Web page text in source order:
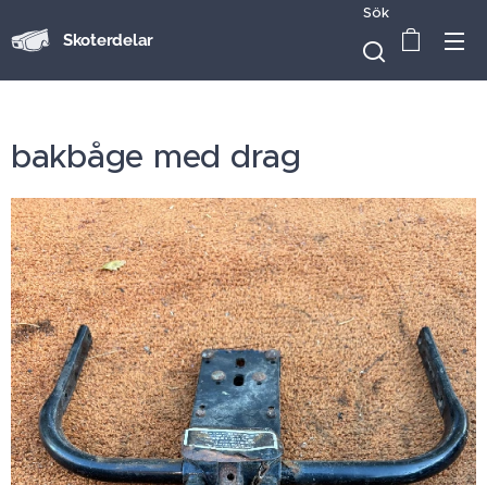
Skoterdelar
Sök
bakbåge med drag